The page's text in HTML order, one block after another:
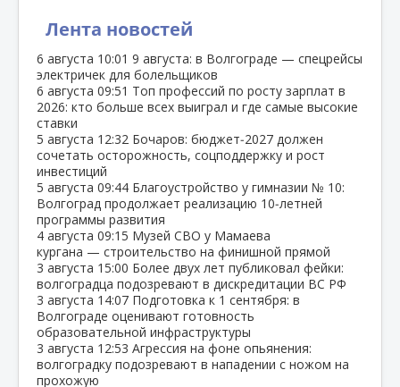
Лента новостей
6 августа 10:01 9 августа: в Волгограде — спецрейсы
электричек для болельщиков
6 августа 09:51 Топ профессий по росту зарплат в
2026: кто больше всех выиграл и где самые высокие
ставки
5 августа 12:32 Бочаров: бюджет‑2027 должен
сочетать осторожность, соцподдержку и рост
инвестиций
5 августа 09:44 Благоустройство у гимназии № 10:
Волгоград продолжает реализацию 10‑летней
программы развития
4 августа 09:15 Музей СВО у Мамаева
кургана — строительство на финишной прямой
3 августа 15:00 Более двух лет публиковал фейки:
волгоградца подозревают в дискредитации ВС РФ
3 августа 14:07 Подготовка к 1 сентября: в
Волгограде оценивают готовность
образовательной инфраструктуры
3 августа 12:53 Агрессия на фоне опьянения:
волгоградку подозревают в нападении с ножом на
прохожую